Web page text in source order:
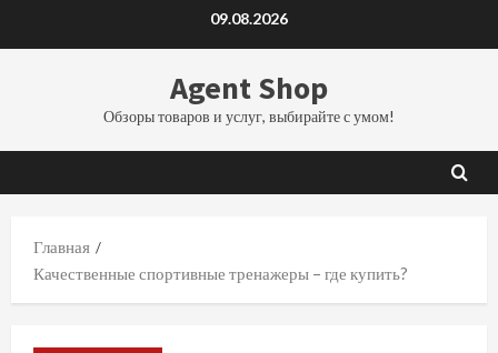
09.08.2026
Agent Shop
Обзоры товаров и услуг, выбирайте с умом!
Главная
Качественные спортивные тренажеры – где купить?